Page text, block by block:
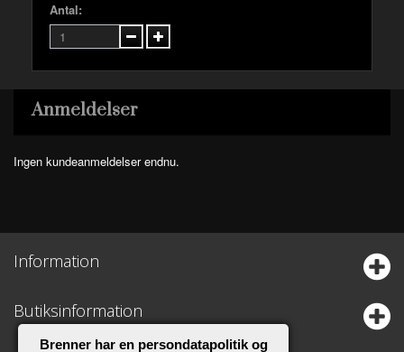
Antal:
Anmeldelser
Ingen kundeanmeldelser endnu.
Information
Butiksinformation
Brenner har en persondatapolitik og